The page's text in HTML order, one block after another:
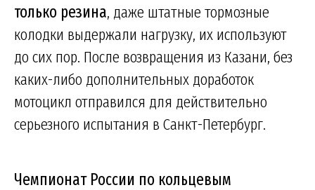
только резина, даже штатные тормозные
колодки выдержали нагрузку, их используют
до сих пор. После возвращения из Казани, без
каких-либо дополнительных доработок
мотоцикл отправился для действительно
серьезного испытания в Санкт-Петербург.
Чемпионат России по кольцевым